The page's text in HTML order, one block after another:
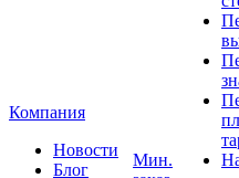
Компания
Новости
Блог
Мин.